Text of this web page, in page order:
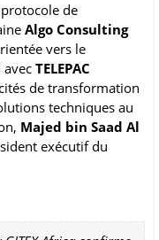
de
Algo Consulting
vers le
avec TELEPAC
de transformation
techniques au
Majed bin Saad Al
exécutif du